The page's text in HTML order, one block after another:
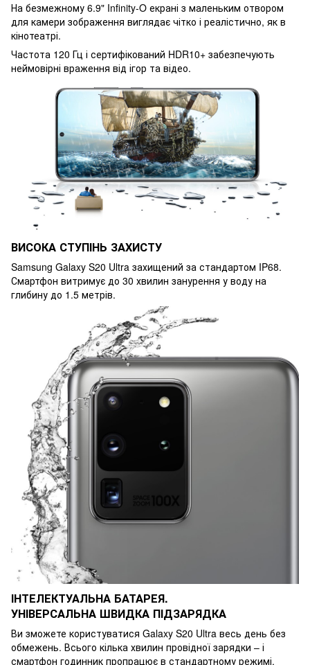
На безмежному 6.9" Infinity-O екрані з маленьким отвором
для камери зображення виглядає чітко і реалістично, як в
кінотеатрі.
Частота 120 Гц і сертифікований HDR10+ забезпечують
неймовірні враження від ігор та відео.
ВИСОКА СТУПІНЬ ЗАХИСТУ
Samsung Galaxy S20 Ultra захищений за стандартом IP68.
Смартфон витримує до 30 хвилин занурення у воду на
глибину до 1.5 метрів.
ІНТЕЛЕКТУАЛЬНА БАТАРЕЯ.
УНІВЕРСАЛЬНА ШВИДКА ПІДЗАРЯДКА
Ви зможете користуватися Galaxy S20 Ultra весь день без
обмежень. Всього кілька хвилин провідної зарядки – і
смартфон годинник пропрацює в стандартному режимі.